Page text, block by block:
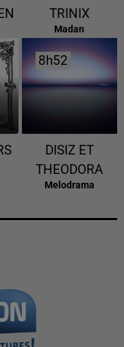
TRINIX
Madan
8h52
8h52
DISIZ ET
THEODORA
Melodrama